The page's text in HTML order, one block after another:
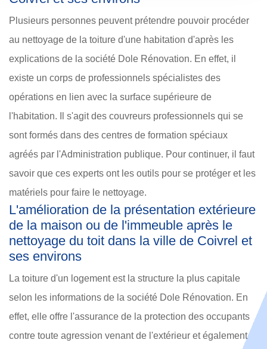
Plusieurs personnes peuvent prétendre pouvoir procéder
au nettoyage de la toiture d'une habitation d'après les
explications de la société Dole Rénovation. En effet, il
existe un corps de professionnels spécialistes des
opérations en lien avec la surface supérieure de
l'habitation. Il s'agit des couvreurs professionnels qui se
sont formés dans des centres de formation spéciaux
agréés par l'Administration publique. Pour continuer, il faut
savoir que ces experts ont les outils pour se protéger et les
matériels pour faire le nettoyage.
L'amélioration de la présentation extérieure
de la maison ou de l'immeuble après le
nettoyage du toit dans la ville de Coivrel et
ses environs
La toiture d'un logement est la structure la plus capitale
selon les informations de la société Dole Rénovation. En
effet, elle offre l'assurance de la protection des occupants
contre toute agression venant de l'extérieur et également